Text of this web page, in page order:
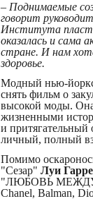
– Поднимаемые
говорит
Института
оказалась и сама
стране. И нам
здоровье.
Модный нью-
снять фильм о
высокой моды. Она
жизненными
и притягательный
личный, полный
Помимо
"Сезар" Луи
"ЛЮБОВЬ МЕЖДУ
Chanel, Balman,